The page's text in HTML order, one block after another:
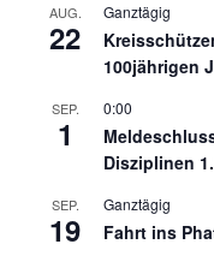
AUG.
22
Ganztägig
100jährigen
SEP.
1
0:00
Disziplinen
SEP.
19
Ganztägig
Fahrt ins